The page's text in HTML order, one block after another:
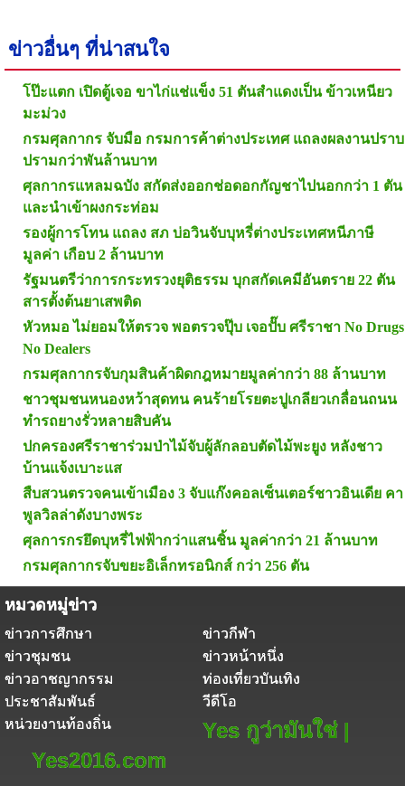
ข่าวอื่นๆ ที่น่าสนใจ
โป๊ะแตก เปิดตู้เจอ ขาไก่แช่แข็ง 51 ตันสำแดงเป็น ข้าวเหนียว
มะม่วง
กรมศุลกากร จับมือ กรมการค้าต่างประเทศ แถลงผลงานปราบ
ปรามกว่าพันล้านบาท
ศุลกากรแหลมฉบัง สกัดส่งออกช่อดอกกัญชาไปนอกกว่า 1 ตัน
และนำเข้าผงกระท่อม
รองผู้การโทน แถลง สภ บ่อวินจับบุหรี่ต่างประเทศหนีภาษี
มูลค่า เกือบ 2 ล้านบาท
รัฐมนตรีว่าการกระทรวงยุติธรรม บุกสกัดเคมีอันตราย 22 ตัน
สารตั้งต้นยาเสพติด
หัวหมอ ไม่ยอมให้ตรวจ พอตรวจปุ๊บ เจอปั๊บ ศรีราชา No Drugs
No Dealers
กรมศุลกากรจับกุมสินค้าผิดกฎหมายมูลค่ากว่า 88 ล้านบาท
ชาวชุมชนหนองหว้าสุดทน คนร้ายโรยตะปูเกลียวเกลื่อนถนน
ทำรถยางรั่วหลายสิบคัน
ปกครองศรีราชาร่วมป่าไม้จับผู้ลักลอบตัดไม้พะยูง หลังชาว
บ้านแจ้งเบาะแส
สืบสวนตรวจคนเข้าเมือง 3 จับแก๊งคอลเซ็นเตอร์ชาวอินเดีย คา
พูลวิลล่าดังบางพระ
ศุลการกรยึดบุหรี่ไฟฟ้ากว่าแสนชิ้น มูลค่ากว่า 21 ล้านบาท
กรมศุลกากรจับขยะอิเล็กทรอนิกส์ กว่า 256 ตัน
หมวดหมู่ข่าว
ข่าวการศึกษา
ข่าวกีฬา
ข่าวชุมชน
ข่าวหน้าหนึ่ง
ข่าวอาชญากรรม
ท่องเที่ยวบันเทิง
ประชาสัมพันธ์
วีดีโอ
หน่วยงานท้องถิ่น
Yes กูว่ามันใช่ |
Yes2016.com